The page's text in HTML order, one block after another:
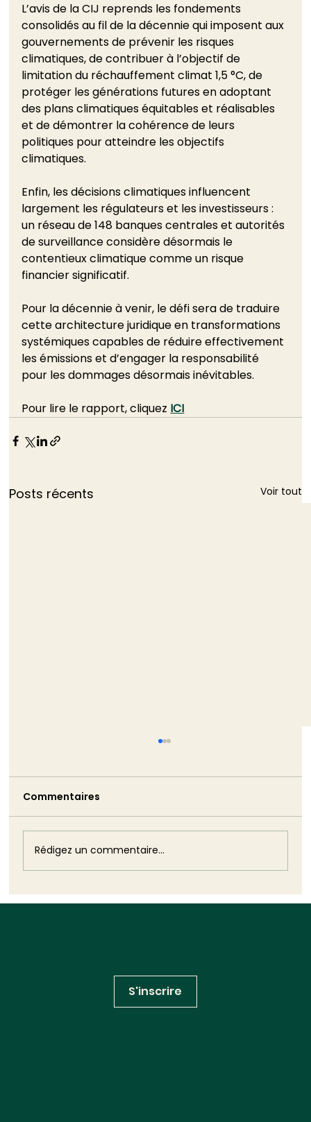
L’avis de la CIJ reprends les fondements
consolidés au fil de la décennie qui imposent aux
gouvernements de prévenir les risques
climatiques, de contribuer à l’objectif de
limitation du réchauffement climat 1,5 °C, de
protéger les générations futures en adoptant
des plans climatiques équitables et réalisables
et de démontrer la cohérence de leurs
politiques pour atteindre les objectifs
climatiques.
Enfin, les décisions climatiques influencent
largement les régulateurs et les investisseurs :
un réseau de 148 banques centrales et autorités
de surveillance considère désormais le
contentieux climatique comme un risque
financier significatif.
Pour la décennie à venir, le défi sera de traduire
cette architecture juridique en transformations
systémiques capables de réduire effectivement
les émissions et d’engager la responsabilité
pour les dommages désormais inévitables.
Pour lire le rapport, cliquez ICI
Posts récents Voir tout
l’aurait été son silence
Monique Barbut a annoncé sa démission.
Puis elle est restée. Cette volte-face est
plus dommageable que n'aurait pu l'être
son silence : elle révèle, dans toute sa
brutalité, l'impuissance structurelle
Commentaires
Rédigez un commentaire...
S'inscrire